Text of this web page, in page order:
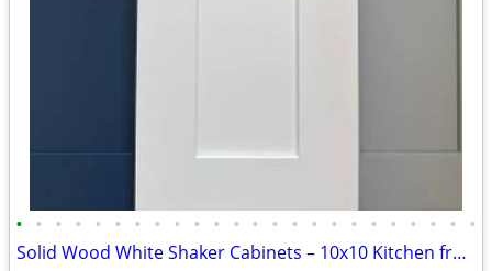
• • • • • • • • • • • • • • • • • • • • • • • •
Solid Wood White Shaker Cabinets – 10x10 Kitchen from $1,950+ (Free De